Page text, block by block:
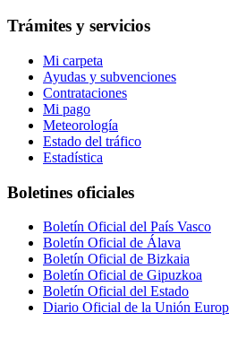
Trámites y servicios
Mi carpeta
Ayudas y subvenciones
Contrataciones
Mi pago
Meteorología
Estado del tráfico
Estadística
Boletines oficiales
Boletín Oficial del País Vasco
Boletín Oficial de Álava
Boletín Oficial de Bizkaia
Boletín Oficial de Gipuzkoa
Boletín Oficial del Estado
Diario Oficial de la Unión